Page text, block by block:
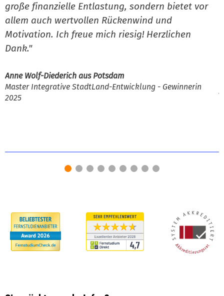
große finanzielle Entlastung, sondern bietet vor
allem auch wertvollen Rückenwind und
Motivation. Ich freue mich riesig! Herzlichen
Dank."
Anne Wolf-Diederich aus Potsdam
Master Integrative StadtLand-Entwicklung - Gewinnerin
2025